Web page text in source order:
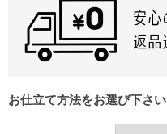
お仕立て方法をお選び下さい